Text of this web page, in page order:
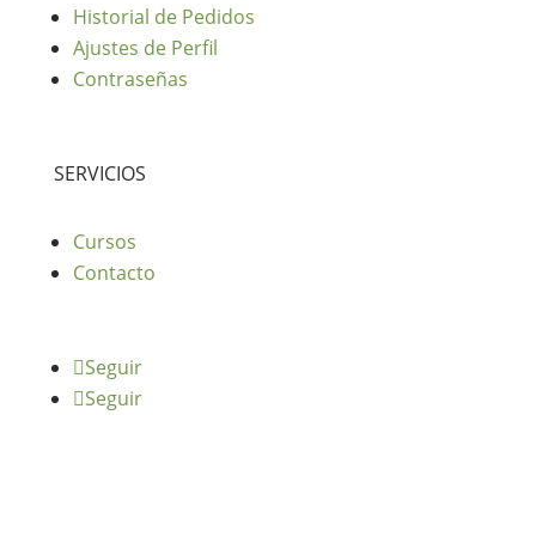
Historial de Pedidos
Ajustes de Perfil
Contraseñas
SERVICIOS
Cursos
Contacto
Seguir
Seguir